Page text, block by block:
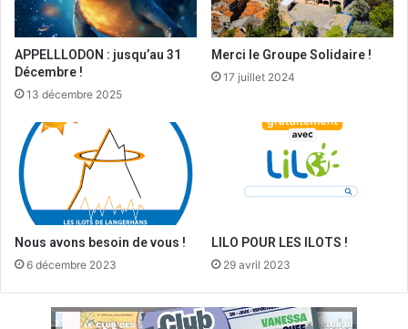
APPELLLODON : jusqu’au 31
Décembre !
13 décembre 2025
Merci le Groupe Solidaire !
17 juillet 2024
Nous avons besoin de vous !
6 décembre 2023
LILO POUR LES ILOTS !
29 avril 2023